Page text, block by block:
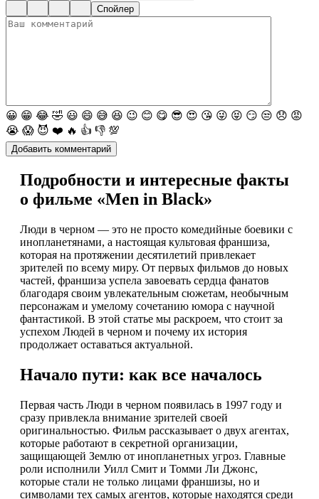
Спойлер
😀 😁 😂 🤣 😃 😄 😅 😆 😉 😊 😋 😎 😍 😘 😜 😝 😏 😒 😞 😡
😭 😱 😈 ❤️ 🔥 👍 👎 💯
Подробности и интересные факты
о фильме «Men in Black»
Люди в черном — это не просто комедийные боевики с
инопланетянами, а настоящая культовая франшиза,
которая на протяжении десятилетий привлекает
зрителей по всему миру. От первых фильмов до новых
частей, франшиза успела завоевать сердца фанатов
благодаря своим увлекательным сюжетам, необычным
персонажам и умелому сочетанию юмора с научной
фантастикой. В этой статье мы раскроем, что стоит за
успехом Людей в черном и почему их история
продолжает оставаться актуальной.
Начало пути: как все началось
Первая часть Люди в черном появилась в 1997 году и
сразу привлекла внимание зрителей своей
оригинальностью. Фильм рассказывает о двух агентах,
которые работают в секретной организации,
защищающей Землю от инопланетных угроз. Главные
роли исполнили Уилл Смит и Томми Ли Джонс,
которые стали не только лицами франшизы, но и
символами тех самых агентов, которые находятся среди